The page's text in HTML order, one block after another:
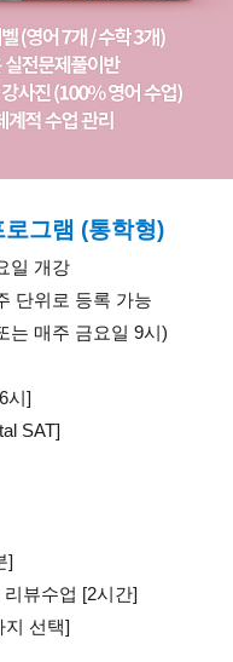
그램 (통학형)
일 개강
단위로 등록 가능
는 매주 금요일 9시)
시]
SAT]
]
뷰수업 [2시간]
지 선택]